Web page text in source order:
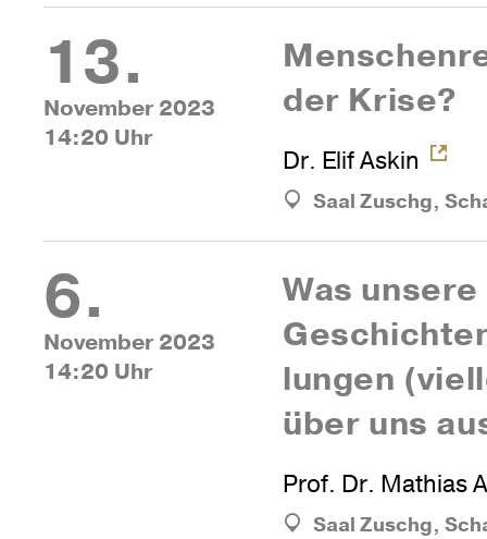
13.
November 2023
14:20 Uhr
der Krise?
Dr. Elif Askin
Saal Zuschg,
6.
November 2023
14:20 Uhr
Was unsere
lungen
über uns
Prof. Dr. Mathias
Saal Zuschg,